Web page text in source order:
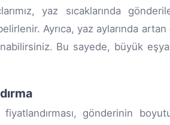
yaz sıcaklarında
Ayrıca, yaz aylarında artan
Bu sayede, büyük
gönderinin